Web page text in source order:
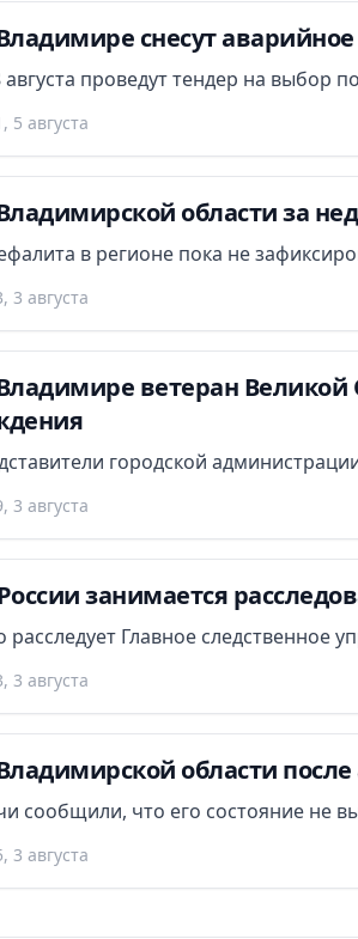
снесут
проведут тендер на выбор
5 августа
области за
в регионе пока не
3 августа
ветеран
городской
3 августа
занимается
расследует Главное следственное
3 августа
области
сообщили, что его состояние не
3 августа